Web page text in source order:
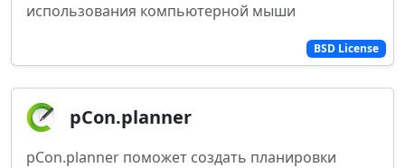
BSD License
использования компьютерной мыши
pCon.planner
pCon.planner поможет создать планировки